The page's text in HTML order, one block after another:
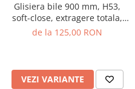
Glisiera bile 900 mm, H53,
soft-close, extragere totala,
100 kg
de la 125,00 RON
VEZI VARIANTE